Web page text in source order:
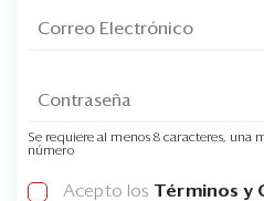
Se requiere al menos 8 caracteres, una
número
Acepto los Términos y